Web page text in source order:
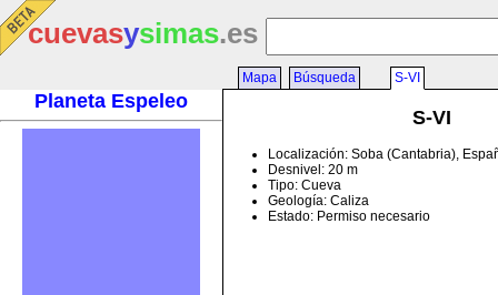
cuevasysimas.es
Planeta Espeleo
Mapa Búsqueda S-VI
S-VI
Localización: Soba (Cantabria),
Desnivel: 20 m
Tipo: Cueva
Geología: Caliza
Estado: Permiso necesario